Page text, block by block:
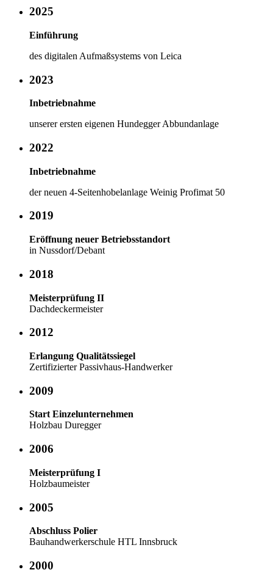
2025
Einführung
des digitalen Aufmaßsystems von Leica
2023
Inbetriebnahme
unserer ersten eigenen Hundegger Abbundanlage
2022
Inbetriebnahme
der neuen 4-Seitenhobelanlage Weinig Profimat 50
2019
Eröffnung neuer Betriebsstandort
in Nussdorf/Debant
2018
Meisterprüfung II
Dachdeckermeister
2012
Erlangung Qualitätssiegel
Zertifizierter Passivhaus-Handwerker
2009
Start Einzelunternehmen
Holzbau Duregger
2006
Meisterprüfung I
Holzbaumeister
2005
Abschluss Polier
Bauhandwerkerschule HTL Innsbruck
2000